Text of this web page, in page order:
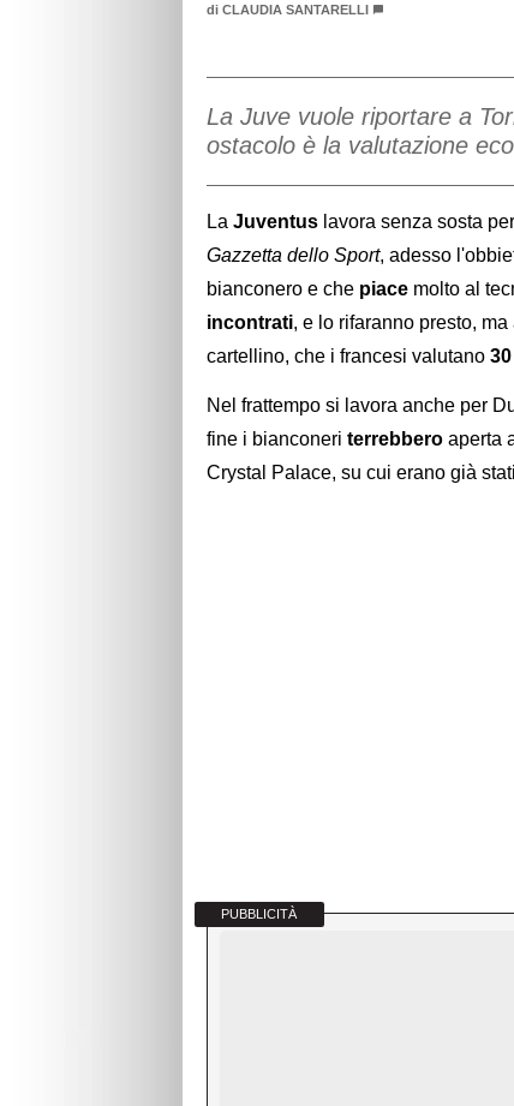
di CLAUDIA SANTARELLI
La Juve vuole riportare a
ostacolo è la valutazione
La Juventus lavora senza sosta
Gazzetta dello Sport, adesso
bianconero e che piace molto al
incontrati, e lo rifaranno presto, ma
cartellino, che i francesi valutano
Nel frattempo si lavora anche per
fine i bianconeri terrebbero aperta
Crystal Palace, su cui erano già
PUBBLICITÀ